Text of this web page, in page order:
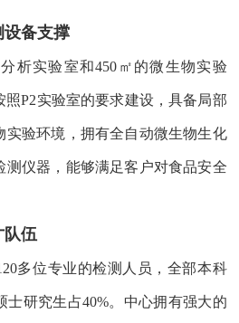
设备支撑
析实验室和450㎡的微生物实验
P2实验室的要求建设，具备局部
实验环境，拥有全自动微生物生化
测仪器，能够满足客户对食品安全
队伍
多位专业的检测人员，全部本科
士研究生占40%。中心拥有强大的